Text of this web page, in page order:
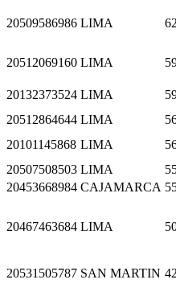
20509586986 LIMA
20512069160 LIMA
20132373524 LIMA
20512864644 LIMA
20101145868 LIMA
20507508503 LIMA
20453668984 CAJAMARCA
20467463684 LIMA
20531505787 SAN MARTIN